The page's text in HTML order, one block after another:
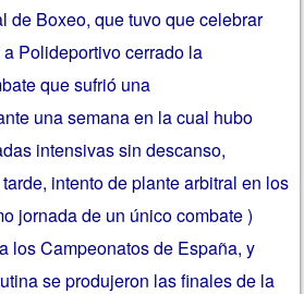
de Boxeo, que tuvo que celebrar
Polideportivo cerrado la
que sufrió una
una semana en la cual hubo
intensivas sin descanso,
intento de plante arbitral en los
jornada de un único combate )
los Campeonatos de España, y
se produjeron las finales de la